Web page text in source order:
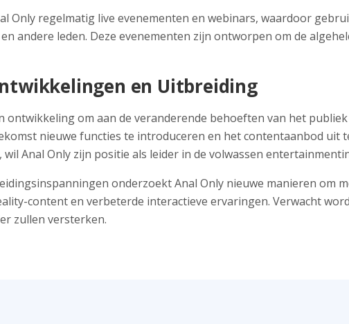
Only regelmatig live evenementen en webinars, waardoor
andere leden. Deze evenementen zijn ontworpen om de
en Uitbreiding
ontwikkeling om aan de veranderende behoeften van het
nieuwe functies te introduceren en het contentaanbod uit
Anal Only zijn positie als leider in de volwassen
onderzoekt Anal Only nieuwe manieren om
content en verbeterde interactieve ervaringen. Verwacht
zullen versterken.